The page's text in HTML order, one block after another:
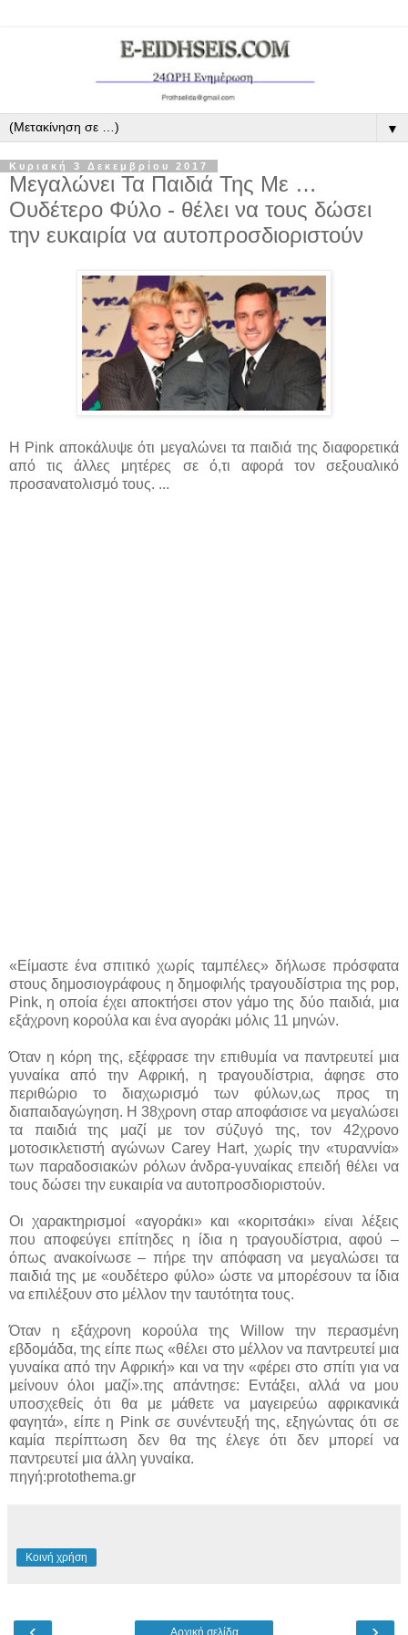
▼
Κυριακή 3 Δεκεμβρίου 2017
Μεγαλώνει Τα Παιδιά Της Με …
Ουδέτερο Φύλο - θέλει να τους δώσει
την ευκαιρία να αυτοπροσδιοριστούν
H Pink αποκάλυψε ότι μεγαλώνει τα παιδιά της διαφορετικά
από τις άλλες μητέρες σε ό,τι αφορά τον σεξουαλικό
προσανατολισμό τους. ...
«Είμαστε ένα σπιτικό χωρίς ταμπέλες» δήλωσε πρόσφατα
στους δημοσιογράφους η δημοφιλής τραγουδίστρια της pop,
Pink, η οποία έχει αποκτήσει στον γάμο της δύο παιδιά, μια
εξάχρονη κορούλα και ένα αγοράκι μόλις 11 μηνών.
Όταν η κόρη της, εξέφρασε την επιθυμία να παντρευτεί μια
γυναίκα από την Αφρική, η τραγουδίστρια, άφησε στο
περιθώριο το διαχωρισμό των φύλων,ως προς τη
διαπαιδαγώγηση. Η 38χρονη σταρ αποφάσισε να μεγαλώσει
τα παιδιά της μαζί με τον σύζυγό της, τον 42χρονο
μοτοσικλετιστή αγώνων Carey Hart, χωρίς την «τυραννία»
των παραδοσιακών ρόλων άνδρα-γυναίκας επειδή θέλει να
τους δώσει την ευκαιρία να αυτοπροσδιοριστούν.
Οι χαρακτηρισμοί «αγοράκι» και «κοριτσάκι» είναι λέξεις
που αποφεύγει επίτηδες η ίδια η τραγουδίστρια, αφού –
όπως ανακοίνωσε – πήρε την απόφαση να μεγαλώσει τα
παιδιά της με «ουδέτερο φύλο» ώστε να μπορέσουν τα ίδια
να επιλέξουν στο μέλλον την ταυτότητα τους.
Όταν η εξάχρονη κορούλα της Willow την περασμένη
εβδομάδα, της είπε πως «θέλει στο μέλλον να παντρευτεί μια
γυναίκα από την Αφρική» και να την «φέρει στο σπίτι για να
μείνουν όλοι μαζί».της απάντησε: Εντάξει, αλλά να μου
υποσχεθείς ότι θα με μάθετε να μαγειρεύω αφρικανικά
φαγητά», είπε η Pink σε συνέντευξή της, εξηγώντας ότι σε
καμία περίπτωση δεν θα της έλεγε ότι δεν μπορεί να
παντρευτεί μια άλλη γυναίκα.
πηγή:protothema.gr
Κοινή χρήση
Αρχική σελίδα